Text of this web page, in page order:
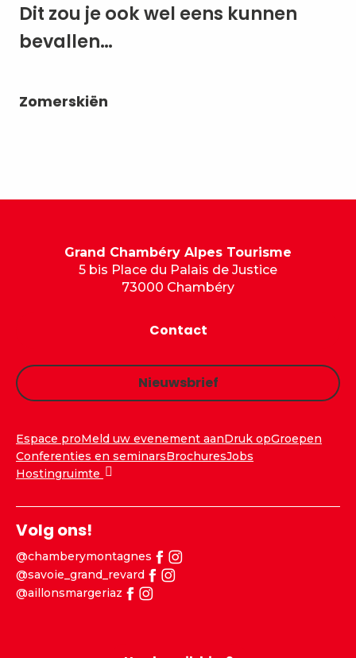
Dit zou je ook wel eens kunnen
bevallen…
Zomerskiën
Grand Chambéry Alpes Tourisme
5 bis Place du Palais de Justice
73000 Chambéry
Contact
Nieuwsbrief
Espace proMeld uw evenement aanDruk opGroepen
Conferenties en seminarsBrochuresJobs
Hostingruimte
Volg ons!
@chamberymontagnes
@savoie_grand_revard
@aillonsmargeriaz